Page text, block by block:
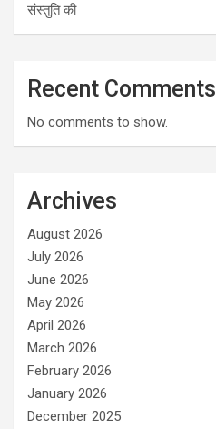
संस्तुति की
Recent Comments
No comments to show.
Archives
August 2026
July 2026
June 2026
May 2026
April 2026
March 2026
February 2026
January 2026
December 2025